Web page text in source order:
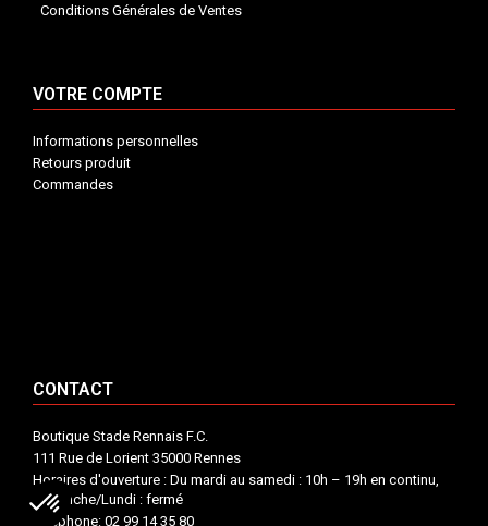
Conditions Générales de Ventes
VOTRE COMPTE
Informations personnelles
Retours produit
Commandes
CONTACT
Boutique Stade Rennais F.C.
111 Rue de Lorient 35000 Rennes
Horaires d'ouverture : Du mardi au samedi : 10h – 19h en continu,
Dimanche/Lundi : fermé
Téléphone: 02 99 14 35 80